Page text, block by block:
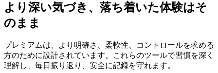
より深い気づき、落ち着いた体験はそ
のまま
プレミアムは、より明確さ、柔軟性、コントロールを求める
方のために設計されています。これらのツールで習慣を深く
理解し、毎日振り返り、安全に記録を守れます。